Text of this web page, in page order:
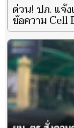
ด่วน! ปภ. แจ้
ข้อความ Cell